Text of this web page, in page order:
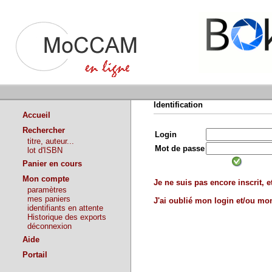
Accueil
Rechercher
titre, auteur...
lot d'ISBN
Panier en cours
Mon compte
paramètres
mes paniers
identifiants en attente
Historique des exports
déconnexion
Aide
Portail
Identification
Login
Mot de passe
Je ne suis pas encore inscrit,
J'ai oublié mon login et/ou